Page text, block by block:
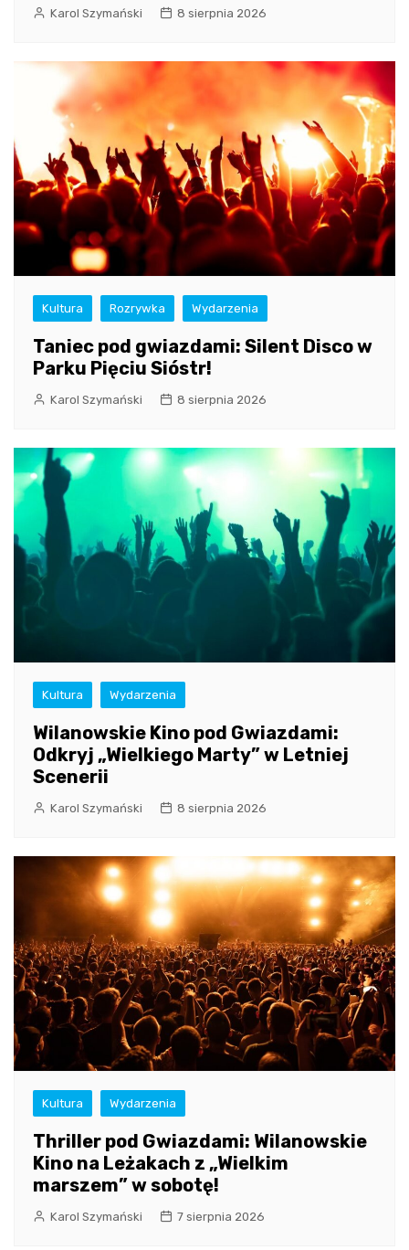
Karol Szymański 8 sierpnia 2026
Kultura Rozrywka Wydarzenia
Taniec pod gwiazdami: Silent Disco w
Parku Pięciu Sióstr!
Karol Szymański 8 sierpnia 2026
Kultura Wydarzenia
Wilanowskie Kino pod Gwiazdami:
Odkryj „Wielkiego Marty” w Letniej
Scenerii
Karol Szymański 8 sierpnia 2026
Kultura Wydarzenia
Thriller pod Gwiazdami: Wilanowskie
Kino na Leżakach z „Wielkim
marszem” w sobotę!
Karol Szymański 7 sierpnia 2026